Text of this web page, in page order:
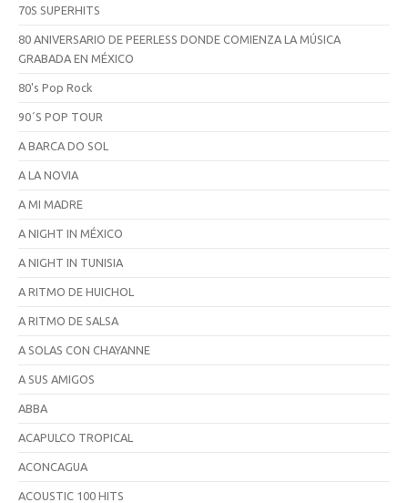
70S SUPERHITS
80 ANIVERSARIO DE PEERLESS DONDE COMIENZA LA MÚSICA
GRABADA EN MÉXICO
80's Pop Rock
90´S POP TOUR
A BARCA DO SOL
A LA NOVIA
A MI MADRE
A NIGHT IN MÉXICO
A NIGHT IN TUNISIA
A RITMO DE HUICHOL
A RITMO DE SALSA
A SOLAS CON CHAYANNE
A SUS AMIGOS
ABBA
ACAPULCO TROPICAL
ACONCAGUA
ACOUSTIC 100 HITS